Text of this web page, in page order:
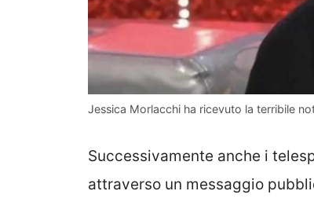
Jessica Morlacchi ha ricevuto la terribile
Successivamente anche i
attraverso un messaggio